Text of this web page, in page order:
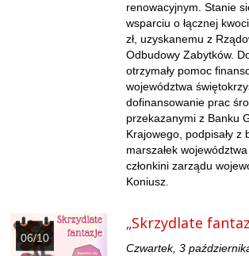
renowacyjnym. Stanie
wsparciu o łącznej
zł, uzyskanemu z
Odbudowy Zabytków.
otrzymały pomoc
województwa
dofinansowanie prac
przekazanymi z Banku
Krajowego, podpisały z
marszałek
członkini zarządu
Koniusz.
06/10
„Skrzydlate
Czwartek, 3